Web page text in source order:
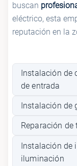
buscan
eléctrico, esta
reputación en la
Instalación de
de entrada
Instalación de
Reparación
Instalación de
iluminación